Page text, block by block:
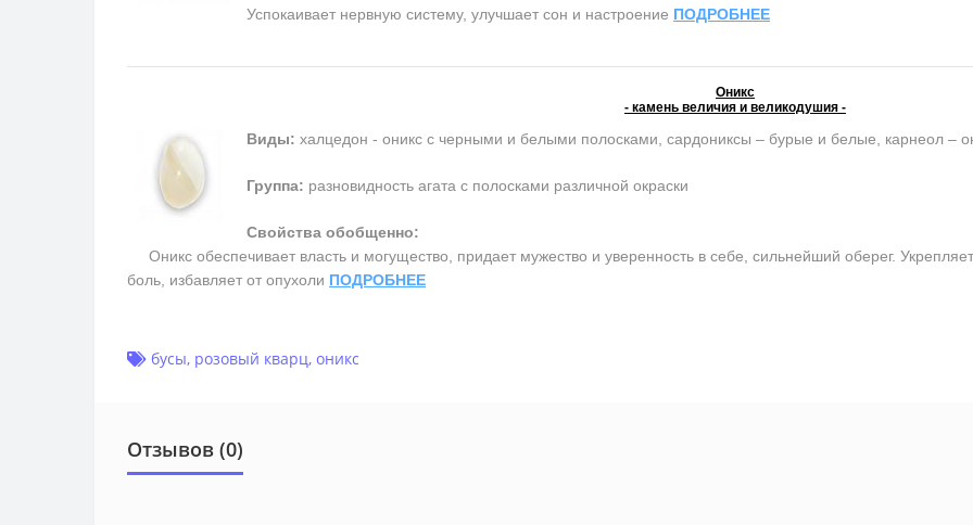
Успокаивает нервную систему, улучшает сон и настроение ПОДРОБНЕЕ
Оникс
- камень величия и великодушия -
Виды: халцедон - оникс с черными и белыми полосками, сардониксы – бурые и белые, карнеол –
Группа: разновидность агата с полосками различной окраски
Свойства обобщенно:
Оникс обеспечивает власть и могущество, придает мужество и уверенность в себе, сильнейший оберег.
боль, избавляет от опухоли ПОДРОБНЕЕ
бусы, розовый кварц, оникс
Отзывов (0)